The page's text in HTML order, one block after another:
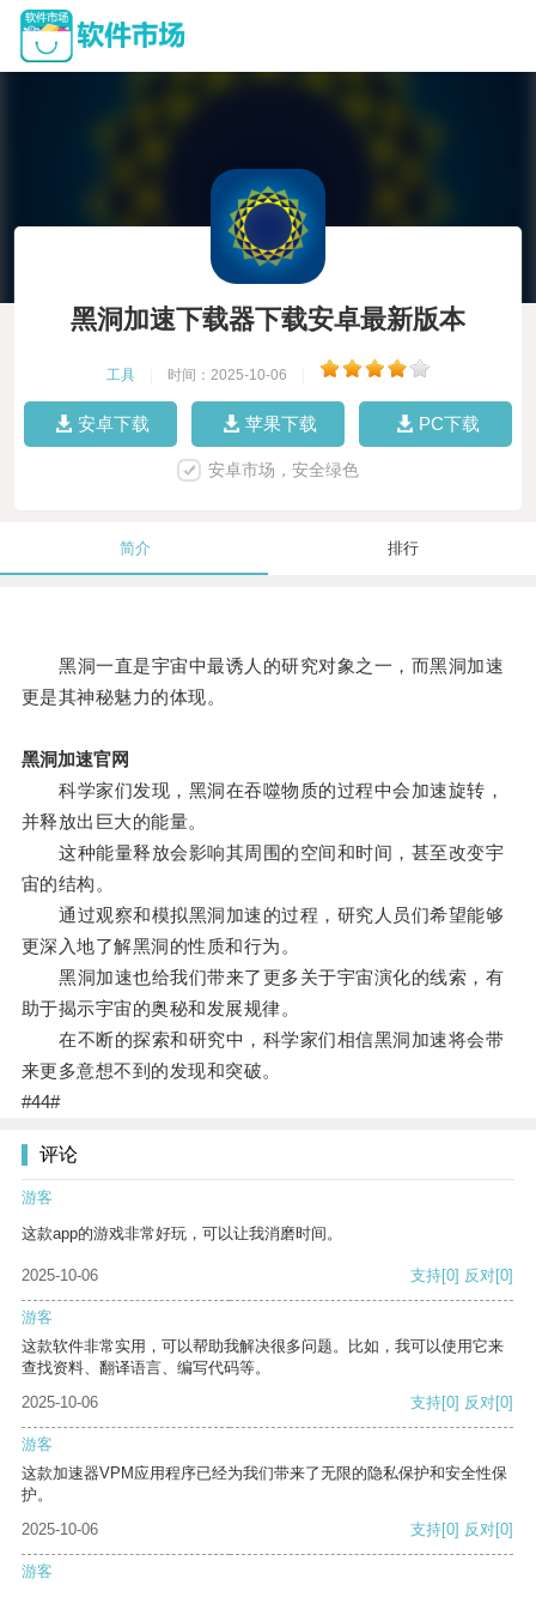
黑洞加速下载器下载安卓最新版本
工具 时间：2025-10-06
安卓下载 苹果下载 PC下载
安卓市场，安全绿色
简介 排行
黑洞一直是宇宙中最诱人的研究对象之一，而黑洞加速
更是其神秘魅力的体现。
黑洞加速官网
科学家们发现，黑洞在吞噬物质的过程中会加速旋转，
并释放出巨大的能量。
这种能量释放会影响其周围的空间和时间，甚至改变宇
宙的结构。
通过观察和模拟黑洞加速的过程，研究人员们希望能够
更深入地了解黑洞的性质和行为。
黑洞加速也给我们带来了更多关于宇宙演化的线索，有
助于揭示宇宙的奥秘和发展规律。
在不断的探索和研究中，科学家们相信黑洞加速将会带
来更多意想不到的发现和突破。
#44#
评论
游客
这款app的游戏非常好玩，可以让我消磨时间。
2025-10-06 支持[0] 反对[0]
游客
这款软件非常实用，可以帮助我解决很多问题。比如，我可以使用它来
查找资料、翻译语言、编写代码等。
2025-10-06
支持[0] 反对[0]
游客
这款加速器VPM应用程序已经为我们带来了无限的隐私保护和安全性保
护。
2025-10-06
支持[0] 反对[0]
游客